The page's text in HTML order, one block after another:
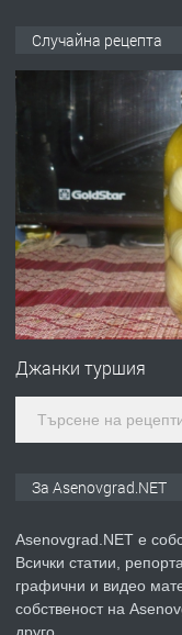
ПРЕДЛАГА
ПРЕДЛАГА
ПРЕДЛАГА
Случайна рецепта
Джанки туршия
За Asenovgrad.NET
Asenovgrad.NET е
Всички статии,
графични и видео
собственост на
друго.